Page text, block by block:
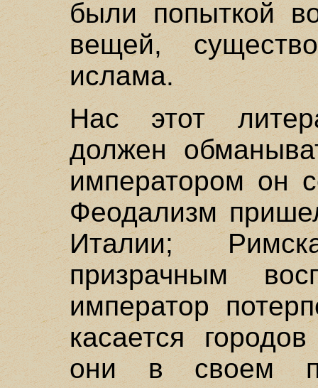
были попыткой
вещей,
ислама.
Нас этот
должен
императором он
Феодализм
Италии;
призрачным
император
касается
они в своем